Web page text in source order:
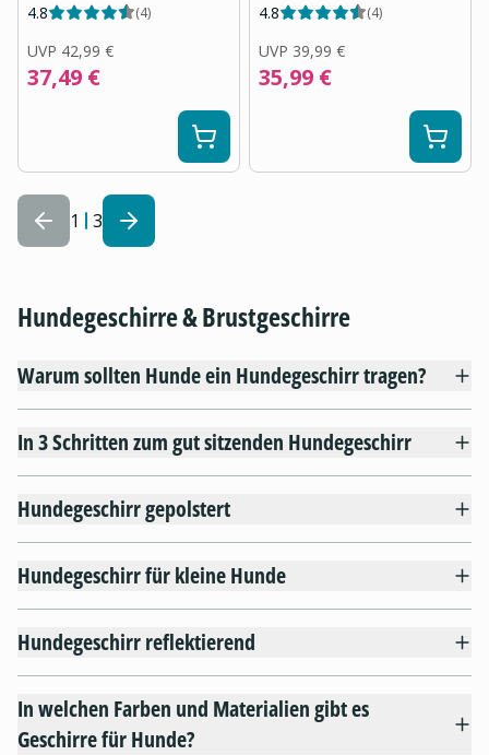
4.8 (4)
UVP 42,99 €
37,49 €
4.8 (4)
UVP 39,99 €
35,99 €
1 3
Hundegeschirre & Brustgeschirre
Warum sollten Hunde ein Hundegeschirr tragen?
In 3 Schritten zum gut sitzenden Hundegeschirr
Hundegeschirr gepolstert
Hundegeschirr für kleine Hunde
Hundegeschirr reflektierend
In welchen Farben und Materialien gibt es
Geschirre für Hunde?